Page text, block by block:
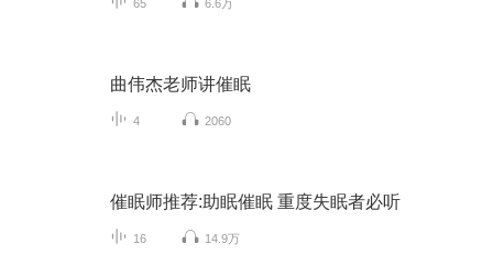
65 6.6万
曲伟杰老师讲催眠
4 2060
催眠师推荐:助眠催眠 重度失眠者必听
16 14.9万